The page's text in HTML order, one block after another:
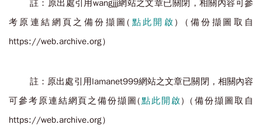
註：原出處引用wangjjj網站之文章已關閉，相關內容可參
考原連結網頁之備份擷圖( 點此開啟 )（備份擷圖取自
https://web.archive.org）
註：原出處引用lamanet999網站之文章已關閉，相關內容
可參考原連結網頁之備份擷圖(點此開啟)（備份擷圖取自
https://web.archive.org）